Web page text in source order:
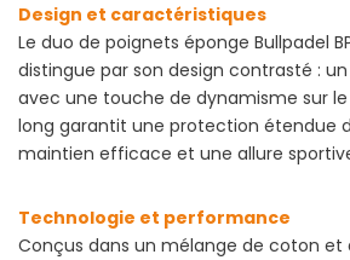
Design et caractéristiques
Le duo de poignets éponge Bullpadel
distingue par son design contrasté :
avec une touche de dynamisme sur
long garantit une protection étendue
maintien efficace et une allure
Technologie et performance
Conçus dans un mélange de coton et